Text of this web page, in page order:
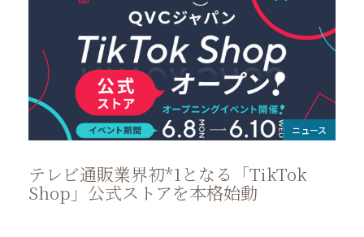
ニュース
テレビ通販業界初*1となる「TikTok
Shop」公式ストアを本格始動